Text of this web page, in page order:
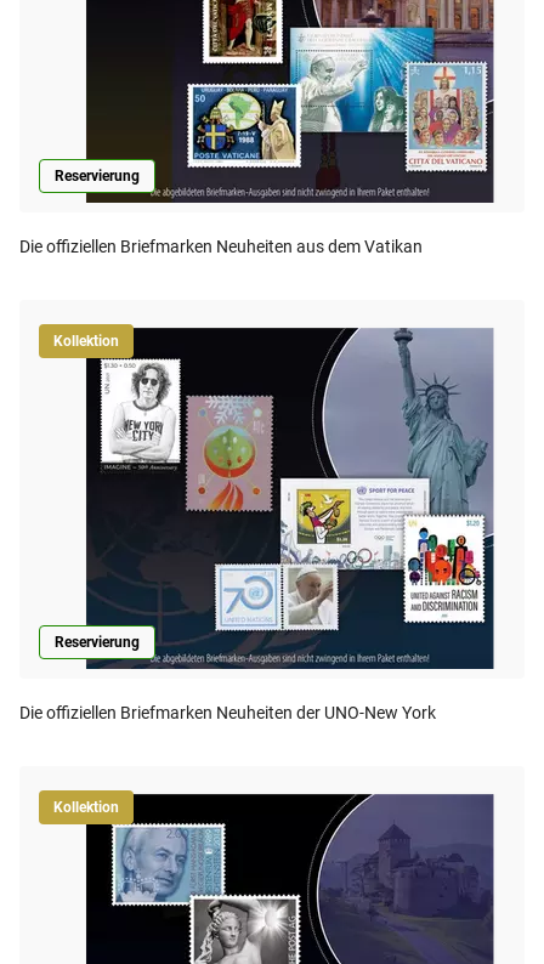
Reservierung
Die offiziellen Briefmarken Neuheiten aus dem Vatikan
Kollektion
Reservierung
Die offiziellen Briefmarken Neuheiten der UNO-New York
Kollektion